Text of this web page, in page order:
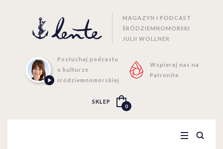
MAGAZYN I PODCAST
ŚRÓDZIEMNOMORSKI
JULII WOLLNER
Posłuchaj podcastu
o kulturze
śródziemnomorskiej
Wspieraj nas na
Patronite
SKLEP
0